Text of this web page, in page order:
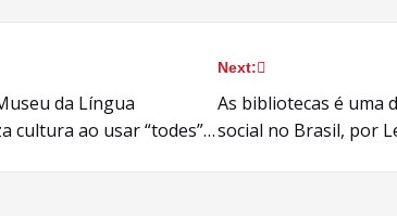
da Língua
cultura ao usar “todes”…
Next:
As bibliotecas é uma
social no Brasil, por